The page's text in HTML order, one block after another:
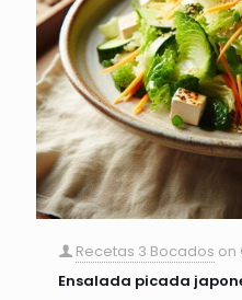
Recetas 3 Bocados on
Ensalada picada